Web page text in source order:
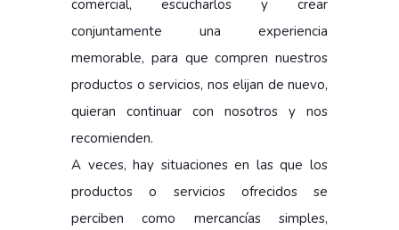
comercial, escucharlos y crear
conjuntamente una experiencia
memorable, para que compren nuestros
productos o servicios, nos elijan de nuevo,
quieran continuar con nosotros y nos
recomienden.
A veces, hay situaciones en las que los
productos o servicios ofrecidos se
perciben como mercancías simples,